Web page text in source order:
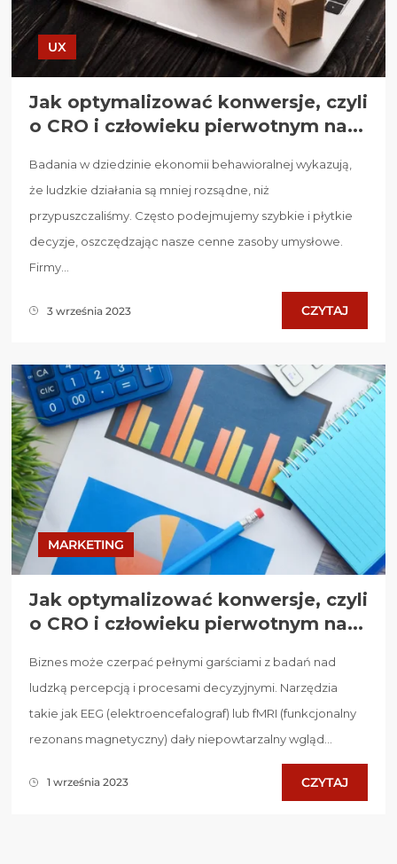
UX
Jak optymalizować konwersje, czyli
o CRO i człowieku pierwotnym na...
Badania w dziedzinie ekonomii behawioralnej wykazują,
że ludzkie działania są mniej rozsądne, niż
przypuszczaliśmy. Często podejmujemy szybkie i płytkie
decyzje, oszczędzając nasze cenne zasoby umysłowe.
Firmy...
3 września 2023 CZYTAJ
MARKETING
Jak optymalizować konwersje, czyli
o CRO i człowieku pierwotnym na...
Biznes może czerpać pełnymi garściami z badań nad
ludzką percepcją i procesami decyzyjnymi. Narzędzia
takie jak EEG (elektroencefalograf) lub fMRI (funkcjonalny
rezonans magnetyczny) dały niepowtarzalny wgląd...
1 września 2023 CZYTAJ